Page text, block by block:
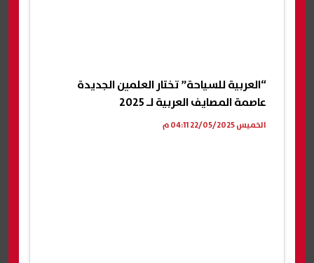
“العربية للسياحة” تختار العلمين الجديدة
عاصمة المصايف العربية لـ 2025
الخميس 22/05/2025 04:11 م